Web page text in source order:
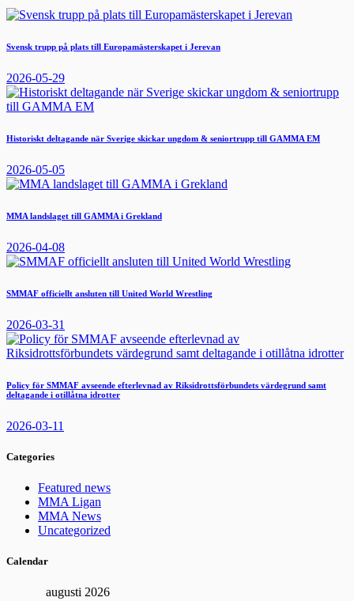
Svensk trupp på plats till Europamästerskapet i Jerevan
2026-05-29
Historiskt deltagande när Sverige skickar ungdom & seniortrupp till GAMMA EM
2026-05-05
MMA landslaget till GAMMA i Grekland
2026-04-08
SMMAF officiellt ansluten till United World Wrestling
2026-03-31
Policy för SMMAF avseende efterlevnad av Riksidrottsförbundets värdegrund samt
deltagande i otillåtna idrotter
2026-03-11
Categories
Featured news
MMA Ligan
MMA News
Uncategorized
Calendar
augusti 2026